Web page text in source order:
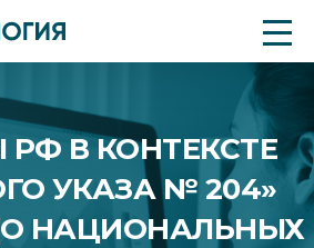
РФ В КОНТЕКСТЕ
УКАЗА № 204»
НАЦИОНАЛЬНЫХ